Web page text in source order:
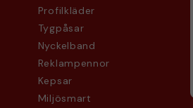
Profilkläder
Tygpåsar
Nyckelband
Reklampennor
Kepsar
Miljösmart